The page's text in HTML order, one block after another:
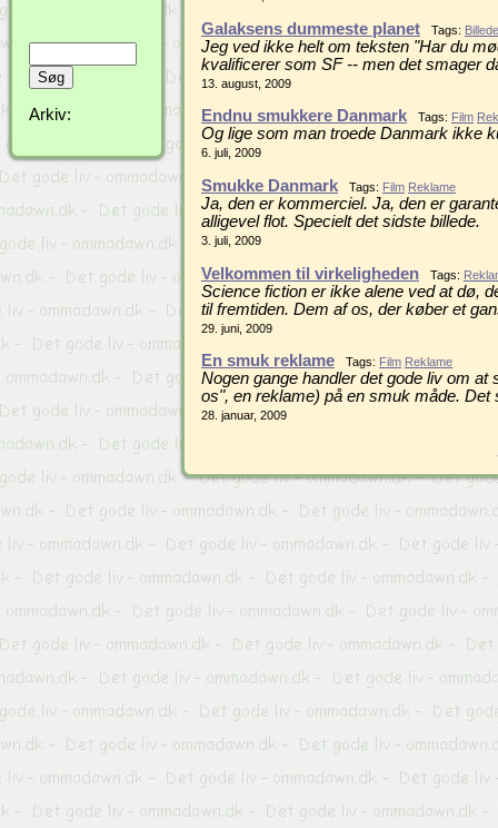
Galaksens dummeste planet Tags:
Jeg ved ikke helt om teksten "Har du
kvalificerer som SF -- men det smager
13. august, 2009
Endnu smukkere Danmark Tags: Film
Og lige som man troede Danmark ikke
6. juli, 2009
Smukke Danmark Tags: Film Reklame
Ja, den er kommerciel. Ja, den er
alligevel flot. Specielt det sidste billede.
3. juli, 2009
Velkommen til virkeligheden Tags:
Science fiction er ikke alene ved at dø,
til fremtiden. Dem af os, der køber et
29. juni, 2009
En smuk reklame Tags: Film Reklame
Nogen gange handler det gode liv om at
os", en reklame) på en smuk måde.
28. januar, 2009
Arkiv: